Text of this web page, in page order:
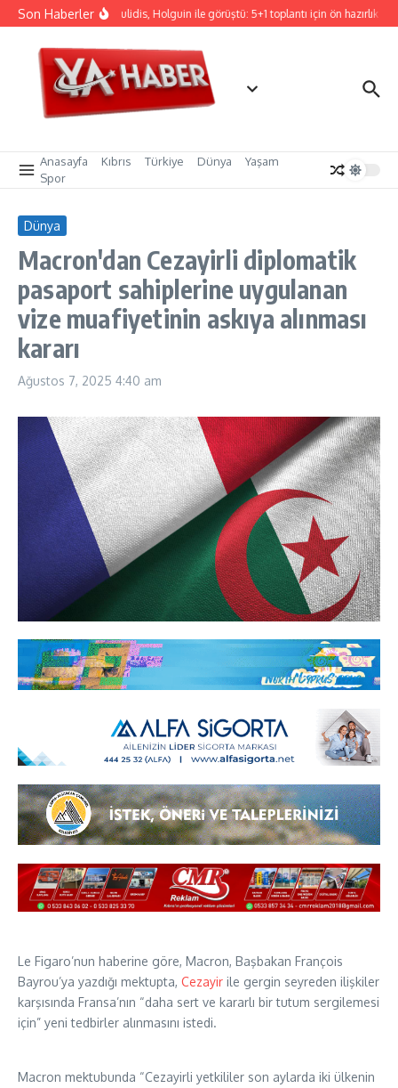
İçeriğe atla
Son HaberlerHristodulidis, Holguin ile görüştü: 5+1 toplantı için ön hazırlık
Anasayfa Kıbrıs Türkiye Dünya
Yaşam
Spor
Dünya
Macron'dan Cezayirli diplomatik
pasaport sahiplerine uygulanan
vize muafiyetinin askıya alınması
kararı
Ağustos 7, 2025 4:40 am
Le Figaro’nun haberine göre, Macron, Başbakan François
Bayrou’ya yazdığı mektupta, Cezayir ile gergin seyreden ilişkiler
karşısında Fransa’nın “daha sert ve kararlı bir tutum sergilemesi
için” yeni tedbirler alınmasını istedi.
Macron mektubunda “Cezayirli yetkililer son aylarda iki ülkenin